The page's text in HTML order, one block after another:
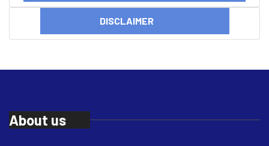
DISCLAIMER
About us